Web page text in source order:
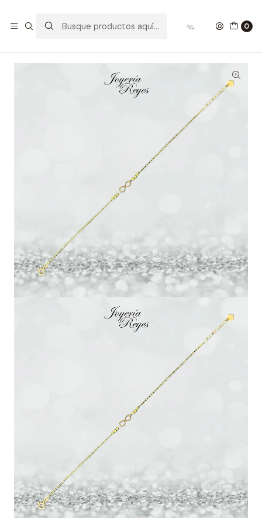
0
Pulsera de Oro Amarillo 18 kilates infinito fabricación
Italiana 1.23 grs, 20cm, ajustable